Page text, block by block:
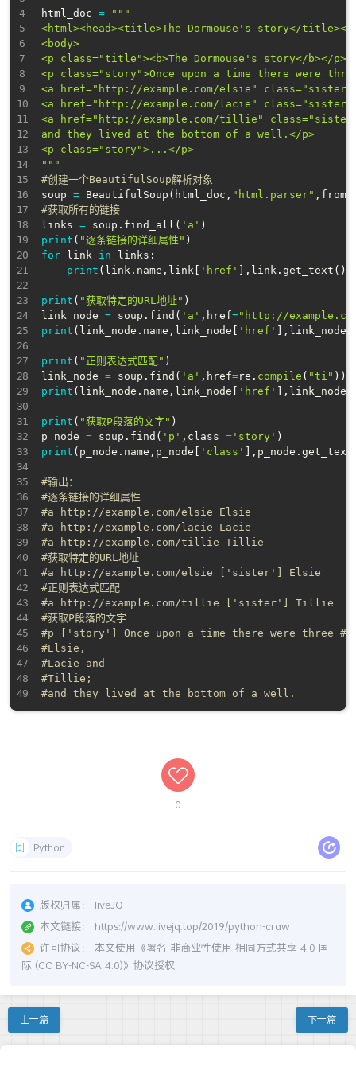
html_doc =
"""
<html><head><title>The Dormouse's story</title></
<body>
<p class="title"><b>The Dormouse's story</b></p>
<p class="story">Once upon a time there were
<a href="http://example.com/elsie"
<a href="http://example.com/lacie" class="sister"
<a href="http://example.com/tillie"
and they lived at the bottom of a well.</p>
<p class="story">...</p>
"""
#创建一个BeautifulSoup解析对象
soup = BeautifulSoup ( html_doc , "html.parser" ,
#获取所有的链接
links = soup . find_all ( 'a' )
print ( "逐条链接的详细属性" )
for link in links :
print ( link . name , link [ 'href' ] , link . get_text ( )
print ( "获取特定的URL地址" )
link_node = soup . find ( 'a' , href="http://
print ( link_node . name , link_node [ 'href' ] , link_node
print ( "正则表达式匹配" )
link_node = soup . find ( 'a' , href=re . compile ( "ti" ) )
print ( link_node . name , link_node [ 'href' ] , link_node
print ( "获取P段落的文字" )
p_node = soup . find ( 'p' , class_ = 'story' )
print ( p_node . name , p_node [ 'class' ] , p_node . get_text
#输出：
#逐条链接的详细属性
#a http://example.com/elsie Elsie
#a http://example.com/lacie Lacie
#a http://example.com/tillie Tillie
#获取特定的URL地址
#a http://example.com/elsie ['sister'] Elsie
#正则表达式匹配
#a http://example.com/tillie ['sister'] Tillie
#获取P段落的文字
#p ['story'] Once upon a time there were three
#Elsie,
#Lacie and
#Tillie;
#and they lived at the bottom of a well.
0
Python
版权归属：
liveJQ
本文链接：
https://www.livejq.top/2019/python-craw
许可协议：
本文使用《署名-非商业性使用-相同方式共享 4.0 国
际 (CC BY-NC-SA 4.0)》协议授权
上一篇 下一篇